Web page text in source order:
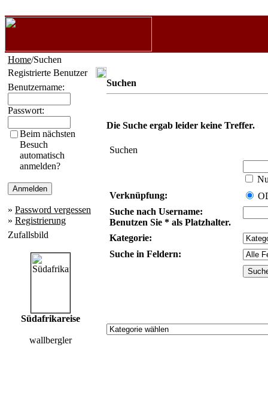
Home/Suchen
Registrierte Benutzer
Benutzername:
Passwort:
Beim nächsten
Besuch
automatisch
anmelden?
» Password vergessen
» Registrierung
Zufallsbild
Südafrikareise
wallbergler
Suchen
Die Suche ergab leider keine Treffer.
Suchen
Verknüpfung:
Suche nach Username:
Benutzen Sie * als Platzhalter.
Kategorie:
Suche in Feldern: